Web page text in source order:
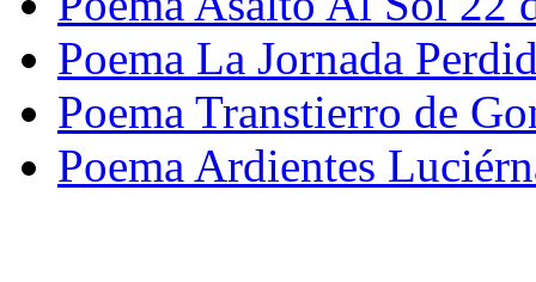
Poema La Jornada
Poema Transtierro de
Poema Ardientes